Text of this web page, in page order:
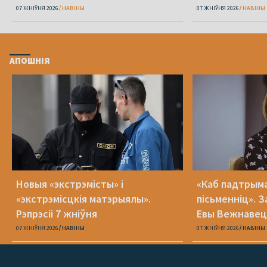
07 ЖНІЎНЯ 2026 НАВІНЫ 07 ЖНІЎНЯ 2026 НАВІНЫ
АПОШНІЯ
Новыя «экстрэмісты» і
«экстрэмісцкія матэрыялы».
Рэпрэсіі 7 жніўня
07 ЖНІЎНЯ 2026 НАВІНЫ
«Каб
пісьменніц».
Евы Вежнавец
07 ЖНІЎНЯ 2026 НАВІНЫ